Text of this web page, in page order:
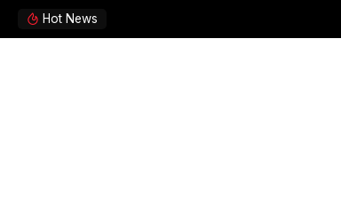
Hot News